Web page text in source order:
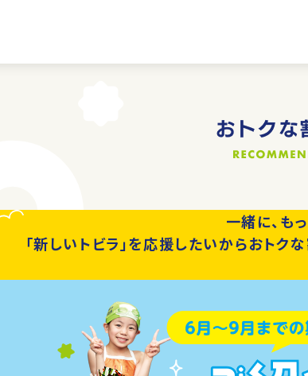
一緒に、もっ
「新しいトビラ」を応援したいからおトク